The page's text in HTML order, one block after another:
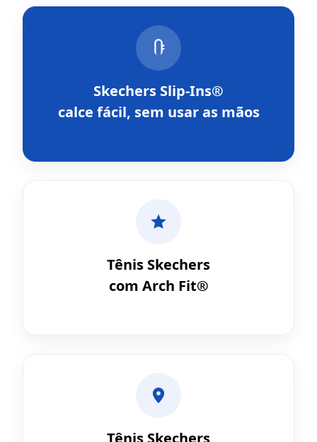
Skechers Slip-Ins®
calce fácil, sem usar as mãos
Tênis Skechers
com Arch Fit®
Tênis Skechers